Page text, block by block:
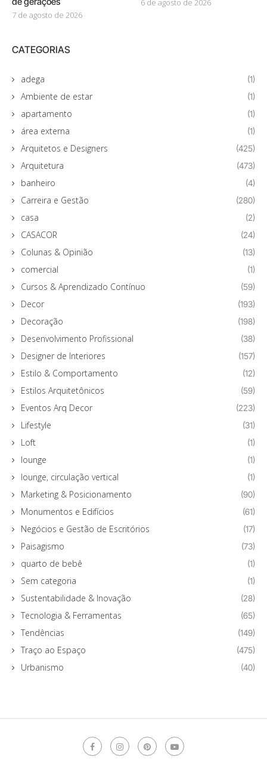
7 de agosto de 2026
6 de agosto de 2026
CATEGORIAS
adega (1)
Ambiente de estar (1)
apartamento (1)
área externa (1)
Arquitetos e Designers (425)
Arquitetura (473)
banheiro (4)
Carreira e Gestão (280)
casa (2)
CASACOR (24)
Colunas & Opinião (13)
comercial (1)
Cursos & Aprendizado Contínuo (59)
Decor (193)
Decoração (198)
Desenvolvimento Profissional (38)
Designer de Interiores (157)
Estilo & Comportamento (12)
Estilos Arquitetônicos (59)
Eventos Arq Decor (223)
Lifestyle (31)
Loft (1)
lounge (1)
lounge, circulação vertical (1)
Marketing & Posicionamento (90)
Monumentos e Edifícios (61)
Negócios e Gestão de Escritórios (17)
Paisagismo (73)
quarto de bebê (1)
Sem categoria (1)
Sustentabilidade & Inovação (28)
Tecnologia & Ferramentas (65)
Tendências (149)
Traço ao Espaço (475)
Urbanismo (40)